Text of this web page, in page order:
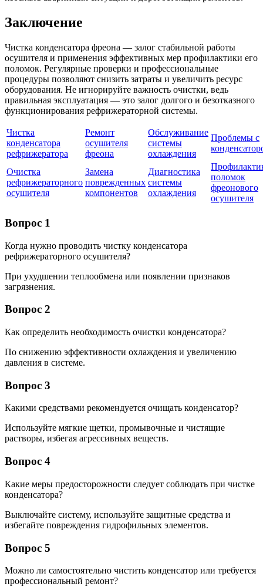
Заключение
Чистка конденсатора фреона — залог стабильной работы
осушителя и применения эффективных мер профилактики его
поломок. Регулярные проверки и профессиональные
процедуры позволяют снизить затраты и увеличить ресурс
оборудования. Не игнорируйте важность очистки, ведь
правильная эксплуатация — это залог долгого и безотказного
функционирования рефрижераторной системы.
Чистка
конденсатора
рефрижератора
Ремонт
осушителя
фреона
Обслуживание
системы
охлаждения
Проблемы с
Очистка
рефрижераторного
осушителя
Замена
поврежденных
компонентов
Диагностика
системы
охлаждения
поломок
фреонового
осушителя
Вопрос 1
Когда нужно проводить чистку конденсатора
рефрижераторного осушителя?
При ухудшении теплообмена или появлении признаков
загрязнения.
Вопрос 2
Как определить необходимость очистки конденсатора?
По снижению эффективности охлаждения и увеличению
давления в системе.
Вопрос 3
Какими средствами рекомендуется очищать конденсатор?
Используйте мягкие щетки, промывочные и чистящие
растворы, избегая агрессивных веществ.
Вопрос 4
Какие меры предосторожности следует соблюдать при чистке
конденсатора?
Выключайте систему, используйте защитные средства и
избегайте повреждения гидрофильных элементов.
Вопрос 5
Можно ли самостоятельно чистить конденсатор или требуется
профессиональный ремонт?